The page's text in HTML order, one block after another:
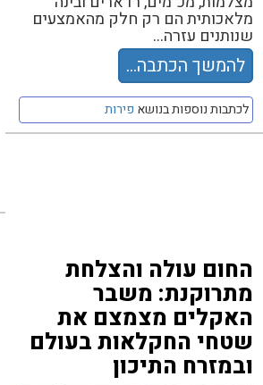
מלאכותית הם רק חלק מהאמצעים
שנותנים עזרה...
להמשך הכתבה...
לכתבות נוספות בנושא פירות
החום עולה והצלחת
מתרוקנת: משבר
האקלים מצמצם את
שטחי החקלאות בעולם
ובמזרח התיכון